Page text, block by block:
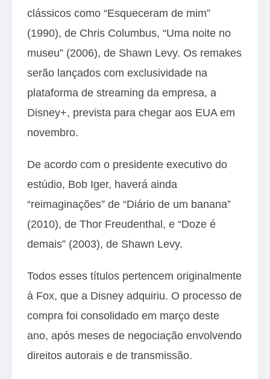
clássicos como “Esqueceram de mim”
(1990), de Chris Columbus, “Uma noite no
museu” (2006), de Shawn Levy. Os remakes
serão lançados com exclusividade na
plataforma de streaming da empresa, a
Disney+, prevista para chegar aos EUA em
novembro.
De acordo com o presidente executivo do
estúdio, Bob Iger, haverá ainda
“reimaginações” de “Diário de um banana”
(2010), de Thor Freudenthal, e “Doze é
demais” (2003), de Shawn Levy.
Todos esses títulos pertencem originalmente
à Fox, que a Disney adquiriu. O processo de
compra foi consolidado em março deste
ano, após meses de negociação envolvendo
direitos autorais e de transmissão.